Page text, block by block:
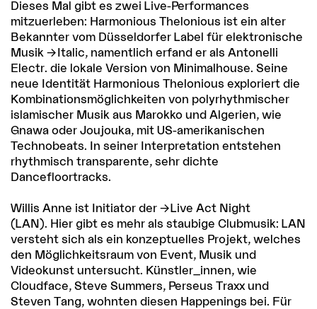
Dieses Mal gibt es zwei Live-Performances
mitzuerleben: Harmonious Thelonious ist ein alter
Bekannter vom Düsseldorfer Label für elektronische
Musik
Italic, namentlich erfand er als Antonelli
Electr. die lokale Version von Minimalhouse. Seine
neue Identität Harmonious Thelonious exploriert die
Kombinationsmöglichkeiten von polyrhythmischer
islamischer Musik aus Marokko und Algerien, wie
Gnawa oder Joujouka, mit US-amerikanischen
Technobeats. In seiner Interpretation entstehen
rhythmisch transparente, sehr dichte
Dancefloortracks.
Willis Anne ist Initiator der
Live Act Night
(LAN). Hier gibt es mehr als staubige Clubmusik: LAN
versteht sich als ein konzeptuelles Projekt, welches
den Möglichkeitsraum von Event, Musik und
Videokunst untersucht. Künstler_innen, wie
Cloudface, Steve Summers, Perseus Traxx und
Steven Tang, wohnten diesen Happenings bei. Für